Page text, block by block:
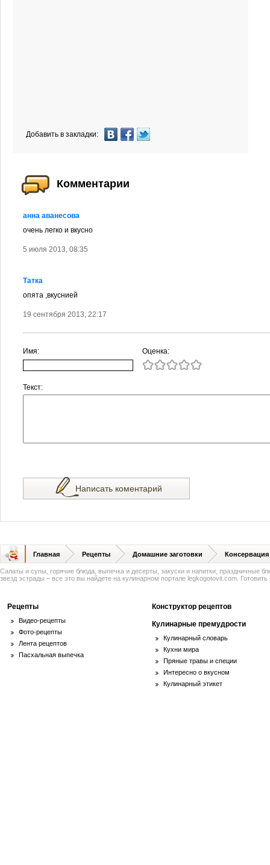
Добавить в закладки:
Комментарии
анна аванесова
очень легко и вкусно
5 июля 2013, 08:35
Татка
опята ,вкуснией
19 сентября 2013, 22:17
Имя: Оценка:
Текст:
Написать коментарий
Главная Рецепты Домашние заготовки
Салаты и супы, горячие блюда, выпечка и десерты, закуски и напитки, праздничные
звезд эстрады – все это вы найдете на кулинарном портале legkogotovit.com. Готовить
Рецепты
Видео-рецепты
Фото-рецепты
Лента рецептов
Пасхальная выпечка
Конструктор рецептов
Кулинарные премудрости
Кулинарный словарь
Кухни мира
Пряные травы и специи
Интересно о вкусном
Кулинарный этикет